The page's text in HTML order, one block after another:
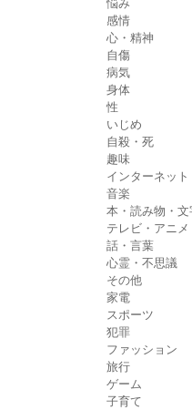
悩み
感情
心・精神
自傷
病気
身体
性
いじめ
自殺・死
趣味
インターネッ
音楽
本・読み物・文
テレビ・アニ
話・言葉
心霊・不思議
その他
家電
スポーツ
犯罪
ファッション
旅行
ゲーム
子育て